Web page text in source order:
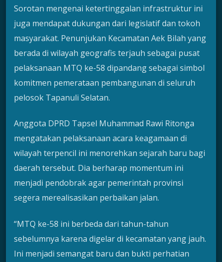
Sorotan mengenai ketertinggalan infrastruktur ini
juga mendapat dukungan dari legislatif dan tokoh
masyarakat. Penunjukan Kecamatan Aek Bilah yang
berada di wilayah geografis terjauh sebagai pusat
pelaksanaan MTQ ke-58 dipandang sebagai simbol
komitmen pemerataan pembangunan di seluruh
pelosok Tapanuli Selatan.
Anggota DPRD Tapsel Muhammad Rawi Ritonga
mengatakan pelaksanaan acara keagamaan di
wilayah terpencil ini menorehkan sejarah baru bagi
daerah tersebut. Dia berharap momentum ini
menjadi pendobrak agar pemerintah provinsi
segera merealisasikan perbaikan jalan.
“MTQ ke-58 ini berbeda dari tahun-tahun
sebelumnya karena digelar di kecamatan yang jauh.
Ini menjadi semangat baru dan bukti perhatian